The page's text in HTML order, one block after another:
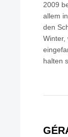
2009
allem
den
Winter,
halten